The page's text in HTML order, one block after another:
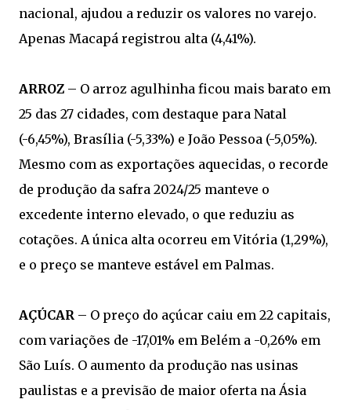
nacional, ajudou a reduzir os valores no varejo.
Apenas Macapá registrou alta (4,41%).
ARROZ – O arroz agulhinha ficou mais barato em
25 das 27 cidades, com destaque para Natal
(-6,45%), Brasília (-5,33%) e João Pessoa (-5,05%).
Mesmo com as exportações aquecidas, o recorde
de produção da safra 2024/25 manteve o
excedente interno elevado, o que reduziu as
cotações. A única alta ocorreu em Vitória (1,29%),
e o preço se manteve estável em Palmas.
AÇÚCAR – O preço do açúcar caiu em 22 capitais,
com variações de -17,01% em Belém a -0,26% em
São Luís. O aumento da produção nas usinas
paulistas e a previsão de maior oferta na Ásia